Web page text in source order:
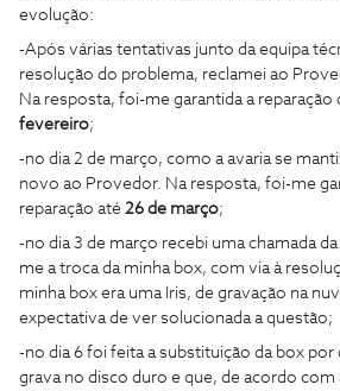
evolução:
-Após várias tentativas junto da equipa
resolução do problema, reclamei ao
Na resposta, foi-me garantida a reparação
fevereiro;
-no dia 2 de março, como a avaria se
novo ao Provedor. Na resposta, foi-me
reparação até 26 de março;
-no dia 3 de março recebi uma chamada
me a troca da minha box, com via à
minha box era uma Iris, de gravação na
expectativa de ver solucionada a questão;
-no dia 6 foi feita a substituição da box por
grava no disco duro e que, de acordo